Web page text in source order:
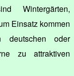
Wintergärten,
Einsatz kommen
deutschen oder
zu attraktiven